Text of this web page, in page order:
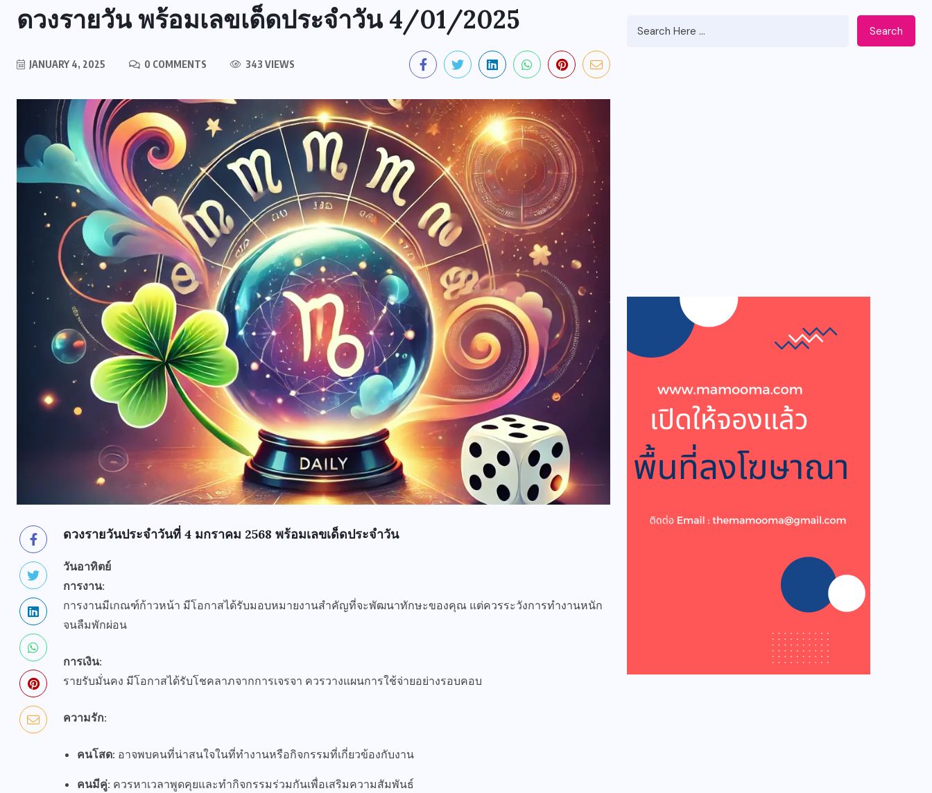
ดวงรายวัน พร้อมเลขเด็ดประจำวัน 4/01/2025
JANUARY 4, 2025 0 COMMENTS 343 VIEWS
ดวงรายวันประจำวันที่ 4 มกราคม 2568 พร้อมเลขเด็ดประจำวัน
วันอาทิตย์
การงาน:
การงานมีเกณฑ์ก้าวหน้า มีโอกาสได้รับมอบหมายงานสำคัญที่จะพัฒนาทักษะของคุณ แต่ควรระวังการทำงานหนัก
จนลืมพักผ่อน
การเงิน:
รายรับมั่นคง มีโอกาสได้รับโชคลาภจากการเจรจา ควรวางแผนการใช้จ่ายอย่างรอบคอบ
ความรัก:
คนโสด: อาจพบคนที่น่าสนใจในที่ทำงานหรือกิจกรรมที่เกี่ยวข้องกับงาน
คนมีคู่: ควรหาเวลาพูดคุยและทำกิจกรรมร่วมกันเพื่อเสริมความสัมพันธ์
Search